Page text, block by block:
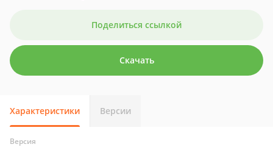
Поделиться ссылкой
Скачать
Характеристики Версии
Версия